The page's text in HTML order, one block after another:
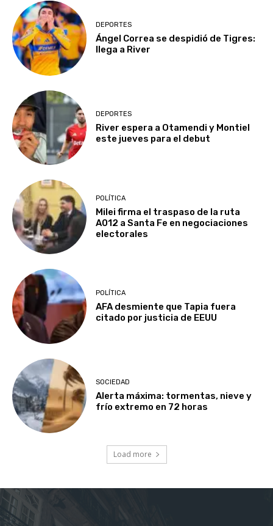
DEPORTES
Ángel Correa se despidió de Tigres:
llega a River
DEPORTES
River espera a Otamendi y Montiel
este jueves para el debut
POLÍTICA
Milei firma el traspaso de la ruta
A012 a Santa Fe en negociaciones
electorales
POLÍTICA
AFA desmiente que Tapia fuera
citado por justicia de EEUU
SOCIEDAD
Alerta máxima: tormentas, nieve y
frío extremo en 72 horas
Load more